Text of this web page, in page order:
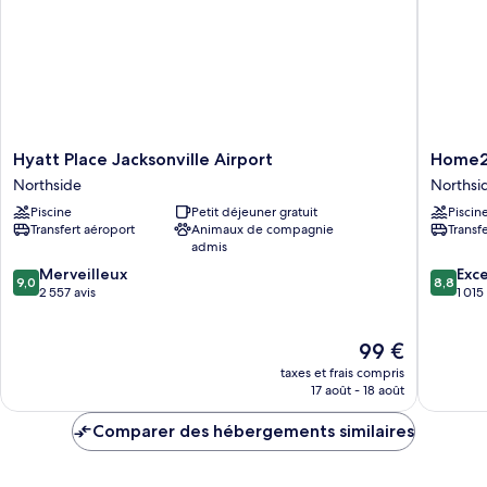
Hyatt
Place
Jacksonville
Airport
Northside
Hyatt Place Jacksonville Airport
Northside
Piscine
Petit déjeuner gratuit
Transfert aéroport
Animaux de compagnie
admis
9.0
sur
9,0 Merveilleux
2 557 avis
Le
nouveau
prix
de
99 €
taxes et frais compris
17 août - 18 août
Home2
Suites
by
Hilton
8.8
sur
8,8
1
Comparer des hébergements similaires